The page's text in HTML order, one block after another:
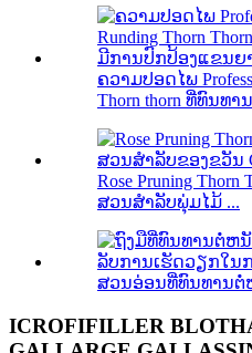
ຄວາມປອດໄພ
Thorn thorn ທີ່ທົນທາ
Rose Pruning
ສວນສໍາລັບພຸ່ມໄມ້ ...
ສວນອ່ອນທີ່ທົນທານຕໍ່
ICROFIFILLER